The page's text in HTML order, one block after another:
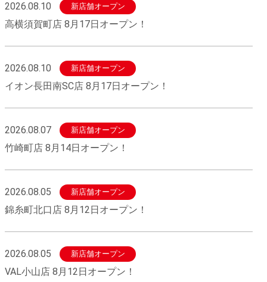
2026.08.10 新店舗オープン
高横須賀町店 8月17日オープン！
2026.08.10 新店舗オープン
イオン長田南SC店 8月17日オープン！
2026.08.07 新店舗オープン
竹崎町店 8月14日オープン！
2026.08.05 新店舗オープン
錦糸町北口店 8月12日オープン！
2026.08.05 新店舗オープン
VAL小山店 8月12日オープン！